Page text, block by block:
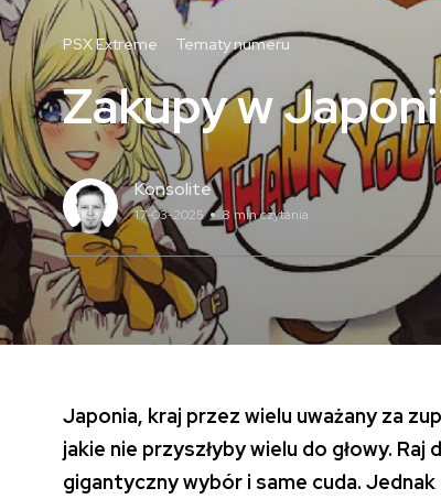
PSX Extreme Tematy numeru
Zakupy w
Konsolite
17-03-2025 8 min czytania
Japonia, kraj przez wielu uważany za
jakie nie przyszłyby wielu do głowy.
gigantyczny wybór i same cuda.